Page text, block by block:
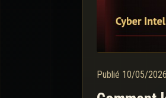
Publié 10/05/2026